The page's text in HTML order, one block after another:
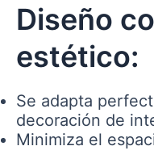
Diseño
estético:
Se adapta
decoración de
Minimiza el